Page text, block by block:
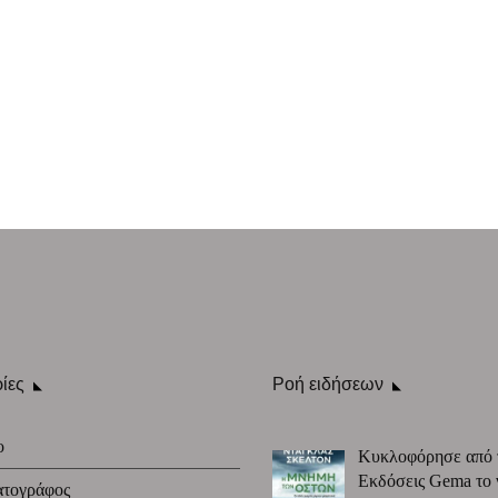
Ροή ειδήσεων
Κυκλοφόρησε από
Εκδόσεις Gema το